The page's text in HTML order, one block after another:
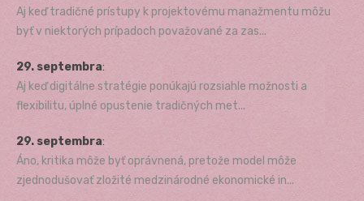
Aj keď tradičné prístupy k projektovému manažmentu môžu
byť v niektorých prípadoch považované za zas...
29. septembra:
Aj keď digitálne stratégie ponúkajú rozsiahle možnosti a
flexibilitu, úplné opustenie tradičných met...
29. septembra:
Áno, kritika môže byť oprávnená, pretože model môže
zjednodušovať zložité medzinárodné ekonomické in...